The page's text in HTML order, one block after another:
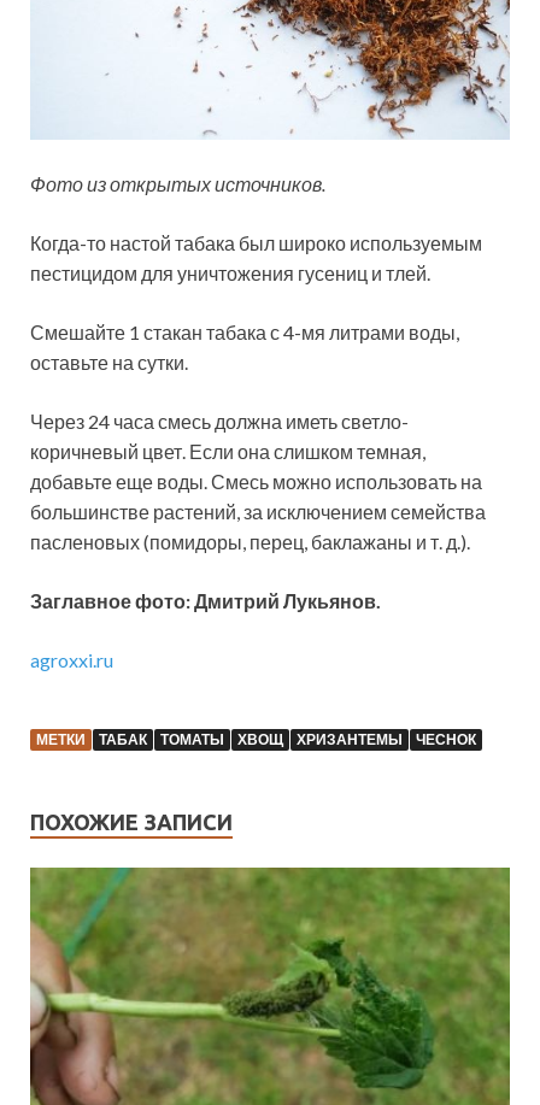
Фото из открытых источников.
Когда-то настой табака был широко используемым
пестицидом для уничтожения гусениц и тлей.
Смешайте 1 стакан табака с 4-мя литрами воды,
оставьте на сутки.
Через 24 часа смесь должна иметь светло-
коричневый цвет. Если она слишком темная,
добавьте еще воды. Смесь можно использовать на
большинстве растений, за исключением семейства
пасленовых (помидоры, перец, баклажаны и т. д.).
Заглавное фото: Дмитрий Лукьянов.
agroxxi.ru
МЕТКИ ТАБАК ТОМАТЫ ХВОЩ ХРИЗАНТЕМЫ ЧЕСНОК
ПОХОЖИЕ ЗАПИСИ